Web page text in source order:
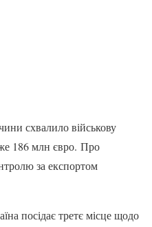
схвалило військову
186 млн євро. Про
за експортом
посідає третє місце щодо